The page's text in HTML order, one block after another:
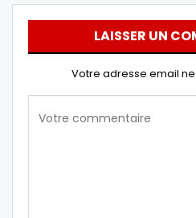
LAISSER UN
Votre adresse email